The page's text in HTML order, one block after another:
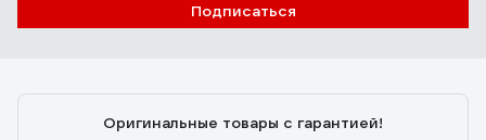
Подписаться
Оригинальные товары с гарантией!